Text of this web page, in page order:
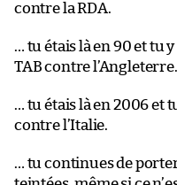
contre la RDA.
… tu étais là en 90 et tu
TAB contre l’Angleterre.
… tu étais là en 2006 et
contre l’Italie.
… tu continues de